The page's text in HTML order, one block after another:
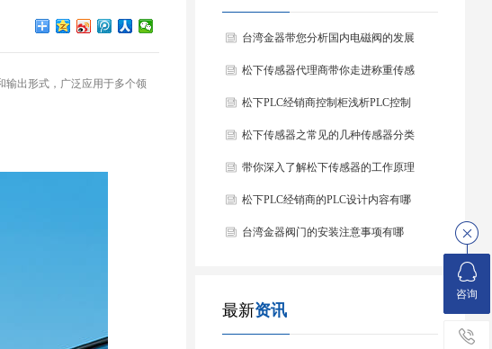
输出形式，广泛应用于多个领
台湾金器带您分析国内电磁阀的发展
情况
松下传感器代理商带你走进称重传感
器
松下PLC经销商控制柜浅析PLC控制
器的基本结构
松下传感器之常见的几种传感器分类
以及他们的特点
带你深入了解松下传感器的工作原理
以及分类
松下PLC经销商的PLC设计内容有哪
些？
台湾金器阀门的安装注意事项有哪
最新资讯
咨询